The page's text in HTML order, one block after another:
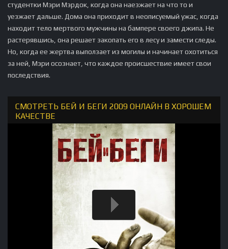
студентки Мэри Мэрдок, когда она наезжает на что то и
уезжает дальше. Дома она приходит в неописуемый ужас, когда
находит тело мертвого мужчины на бампере своего джипа. Не
растерявшись, она решает закопать его в лесу и замести следы.
Но, когда ее жертва выползает из могилы и начинает охотиться
за ней, Мэри осознает, что каждое происшествие имеет свои
последствия.
СМОТРЕТЬ БЕЙ И БЕГИ 2009 ОНЛАЙН В ХОРОШЕМ
КАЧЕСТВЕ